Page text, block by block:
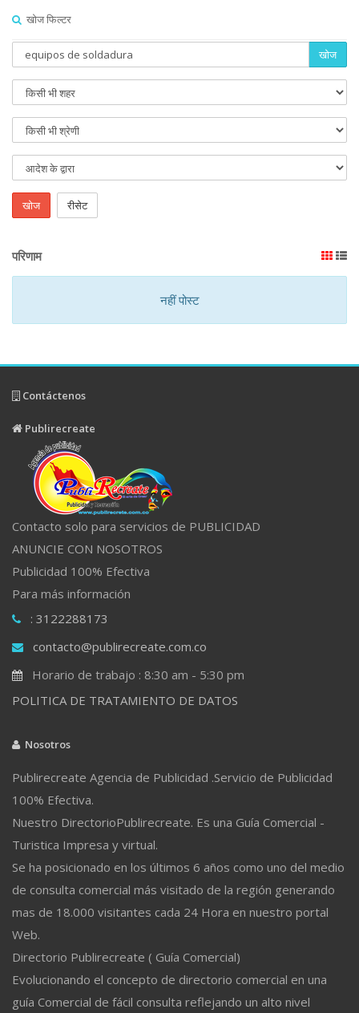
खोज फिल्टर
खोज
खोज रीसेट
परिणाम
नहीं पोस्ट
Contáctenos
Publirecreate
Contacto solo para servicios de PUBLICIDAD
ANUNCIE CON NOSOTROS
Publicidad 100% Efectiva
Para más información
: 3122288173
contacto@publirecreate.com.co
Horario de trabajo : 8:30 am - 5:30 pm
POLITICA DE TRATAMIENTO DE DATOS
Nosotros
Publirecreate Agencia de Publicidad .Servicio de Publicidad
100% Efectiva.
Nuestro DirectorioPublirecreate. Es una Guía Comercial -
Turistica Impresa y virtual.
Se ha posicionado en los últimos 6 años como uno del medio
de consulta comercial más visitado de la región generando
mas de 18.000 visitantes cada 24 Hora en nuestro portal
Web.
Directorio Publirecreate ( Guía Comercial)
Evolucionando el concepto de directorio comercial en una
guía Comercial de fácil consulta reflejando un alto nivel